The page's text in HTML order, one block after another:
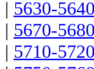
| 5630-
| 5670-
| 5710-